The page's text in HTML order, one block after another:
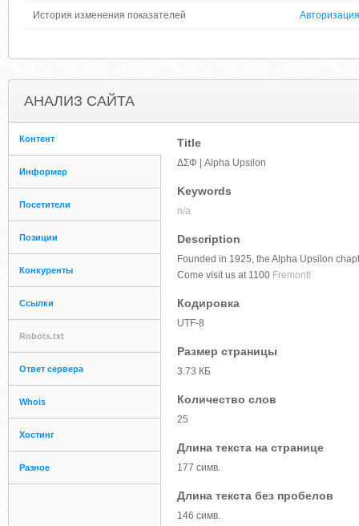
История изменения показателей Авторизация
АНАЛИЗ САЙТА
Контент
Информер
Посетители
Позиции
Конкуренты
Ссылки
Robots.txt
Ответ сервера
Whois
Хостинг
Разное
Title
ΔΣΦ | Alpha Upsilon
Keywords
n/a
Description
Founded in 1925, the Alpha Upsilon
Come visit us at 1100 Fremont!
Кодировка
UTF-8
Размер страницы
3.73 КБ
Количество слов
25
Длина текста на странице
177 симв.
Длина текста без пробелов
146 симв.